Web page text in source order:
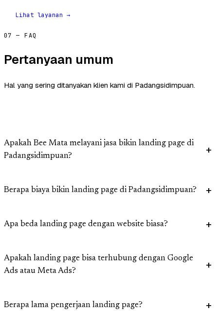
Lihat layanan →
07 — FAQ
Pertanyaan umum
Hal yang sering ditanyakan klien kami di Padangsidimpuan.
Apakah Bee Mata melayani jasa bikin landing page di
Padangsidimpuan?
Berapa biaya bikin landing page di Padangsidimpuan?
Apa beda landing page dengan website biasa?
Apakah landing page bisa terhubung dengan Google
Ads atau Meta Ads?
Berapa lama pengerjaan landing page?